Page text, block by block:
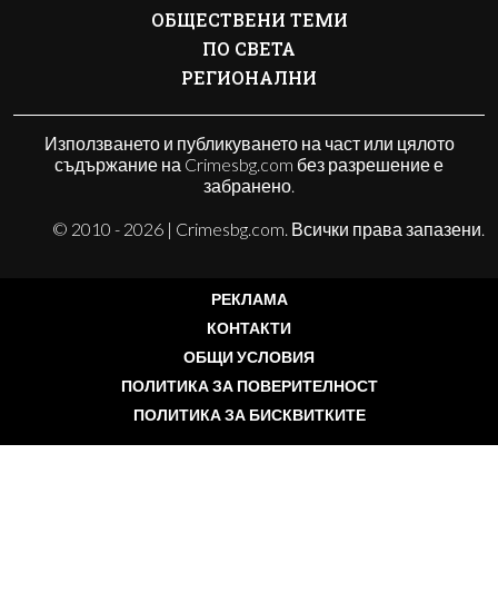
ОБЩЕСТВЕНИ ТЕМИ
ПО СВЕТА
РЕГИОНАЛНИ
Използването и публикуването на част или цялото
съдържание на Crimesbg.com без разрешение е
забранено.
© 2010 - 2026 | Crimesbg.com. Всички права запазени.
РЕКЛАМА
КОНТАКТИ
ОБЩИ УСЛОВИЯ
ПОЛИТИКА ЗА ПОВЕРИТЕЛНОСТ
ПОЛИТИКА ЗА БИСКВИТКИТЕ